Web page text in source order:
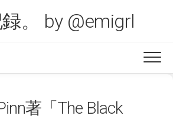
。 by @emigrl
著「The Black